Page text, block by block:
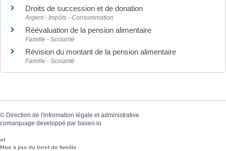
Droits de succession et de donation
Argent - Impôts - Consommation
Réévaluation de la pension alimentaire
Famille - Scolarité
Révision du montant de la pension alimentaire
Famille - Scolarité
© Direction de l'information légale et administrative
comarquage developpé par baseo.io
et
Mise à jour du livret de famille :